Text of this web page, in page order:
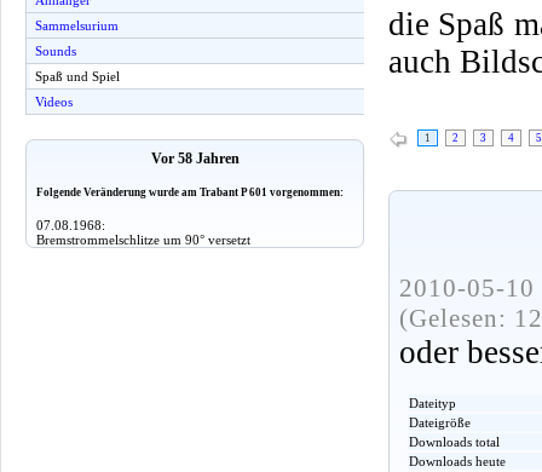
Sammelsurium
Sounds
Spaß und Spiel
Videos
Vor 58 Jahren
Folgende Veränderung wurde am Trabant P 601 vorgenommen:
07.08.1968:
Bremstrommelschlitze um 90° versetzt
die Spaß
auch
1 2 3 4 5
2010-05-
(Gelesen:
oder
Dateityp
Dateigröße
Downloads total
Downloads heute